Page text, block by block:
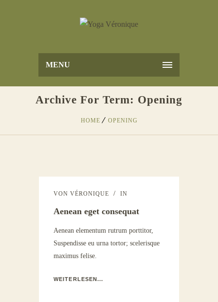
MENU
Archive For Term: Opening
HOME OPENING
VON VÉRONIQUE IN
Aenean eget consequat
Aenean elementum rutrum porttitor,
Suspendisse eu urna tortor; scelerisque
maximus felise.
WEITERLESEN...